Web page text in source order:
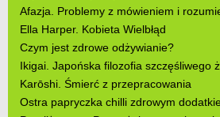
Afazja. Problemy z mówieniem i
Ella Harper. Kobieta Wielbłąd
Czym jest zdrowe odżywianie?
Ikigai. Japońska filozofia szczęśliwego
Karōshi. Śmierć z przepracowania
Ostra papryczka chilli zdrowym